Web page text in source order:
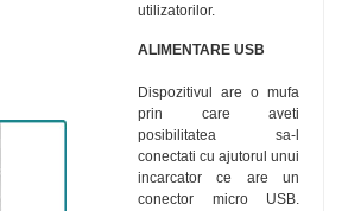
utilizatorilor.
ALIMENTARE USB
Dispozitivul are o mufa
prin care aveti
posibilitatea sa-l
conectati cu ajutorul unui
incarcator ce are un
conector micro USB.